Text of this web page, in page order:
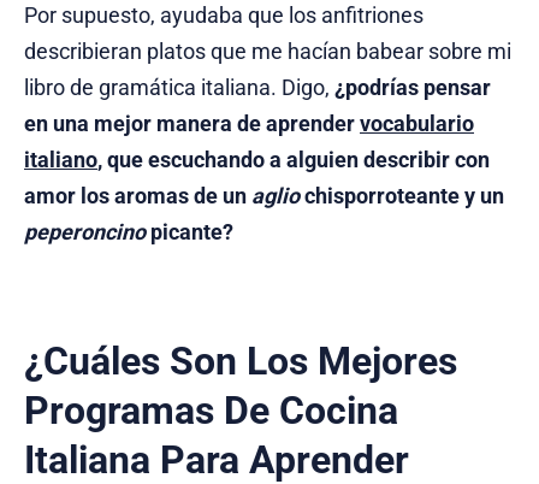
Por supuesto, ayudaba que los anfitriones
describieran platos que me hacían babear sobre mi
libro de gramática italiana. Digo, ¿podrías pensar
en una mejor manera de aprendervocabulario
italiano, que escuchando a alguien describir con
amor los aromas de un agliochisporroteante y un
peperoncinopicante?
¿Cuáles Son Los Mejores
Programas De Cocina
Italiana Para Aprender